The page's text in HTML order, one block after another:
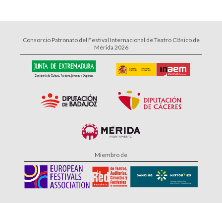
Consorcio Patronato del Festival Internacional de Teatro Clásico de
Mérida 2026
Miembro de